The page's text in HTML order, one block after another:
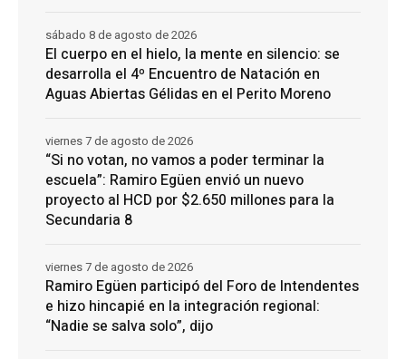
El cuerpo en el hielo, la mente en silencio: se
desarrolla el 4º Encuentro de Natación en
Aguas Abiertas Gélidas en el Perito Moreno
sábado 8 de agosto de 2026
“Si no votan, no vamos a poder terminar la
escuela”: Ramiro Egüen envió un nuevo
proyecto al HCD por $2.650 millones para la
Secundaria 8
viernes 7 de agosto de 2026
Ramiro Egüen participó del Foro de Intendentes
e hizo hincapié en la integración regional:
“Nadie se salva solo”, dijo
viernes 7 de agosto de 2026